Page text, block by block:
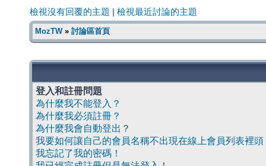
檢視沒有回覆的主題 檢視最近討論的主題
MozTW» 討論區首頁
登入和註冊問題
為什麼我不能登入？
為什麼我必須註冊？
為什麼我會自動登出？
我要如何讓自己的會員名稱不出現在線上會員列表裡頭
我忘記了我的密碼！